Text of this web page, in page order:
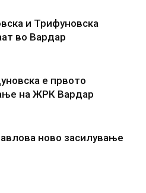
и Трифуновска
во Вардар
е првото
на ЖРК Вардар
ново засилување